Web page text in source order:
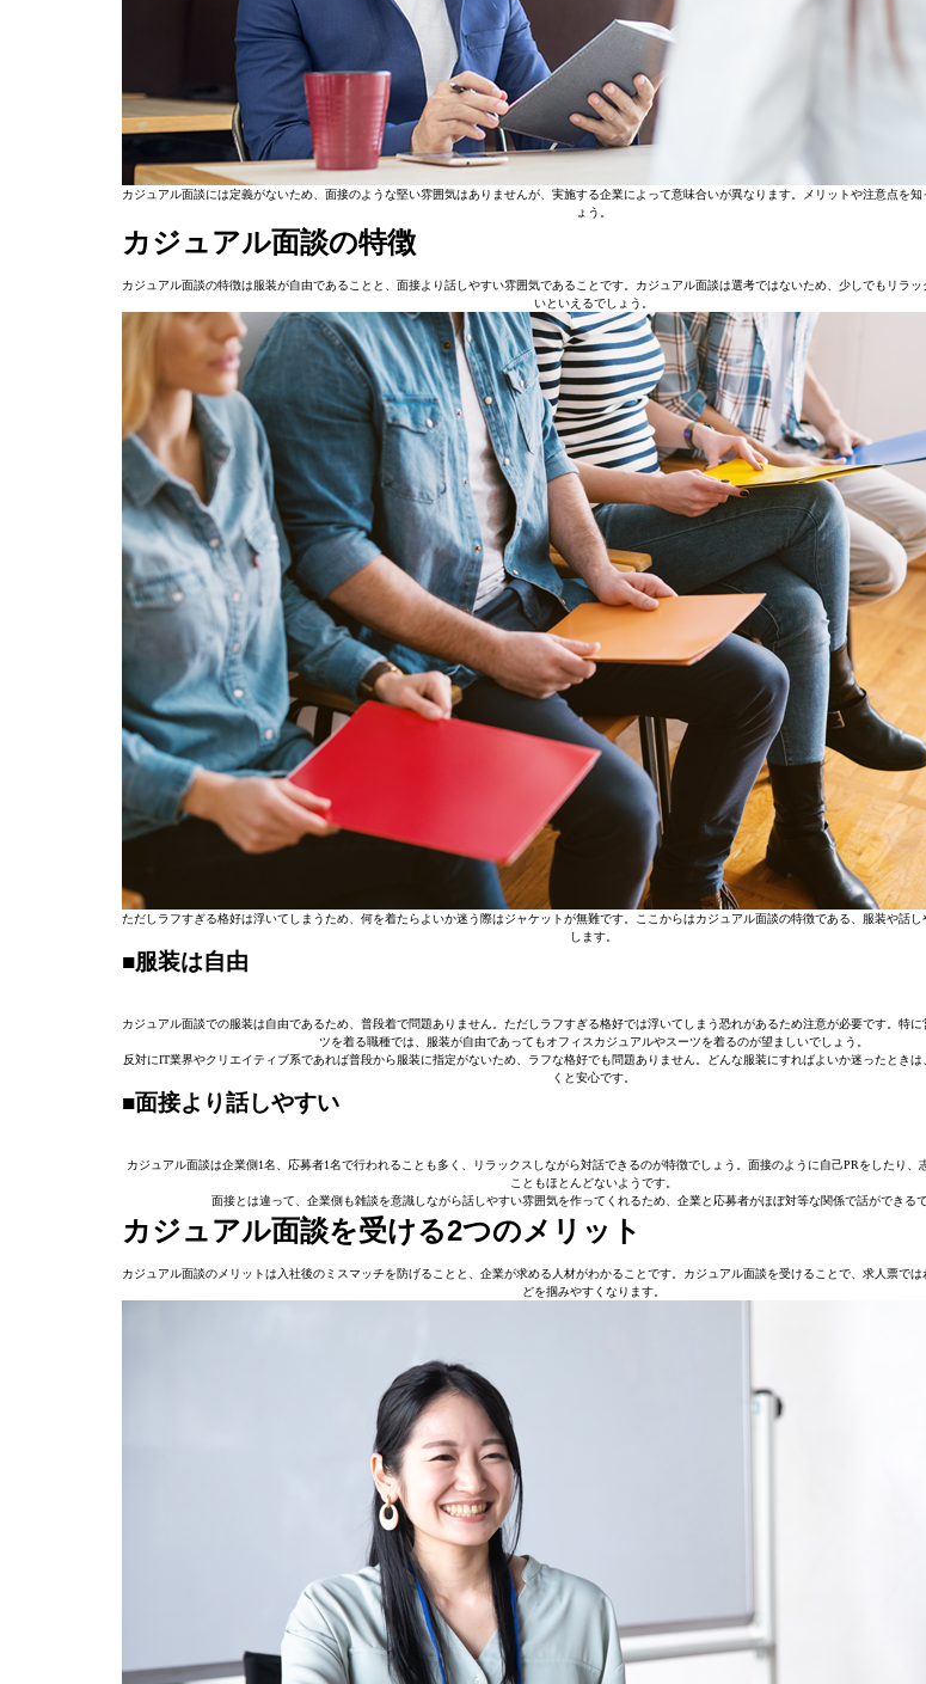
カジュアル面談には定義がないため、面接のような堅い雰囲気はありませんが、実施する企業によって意味合いが異なります。メリットや注意点を知
ょう。
カジュアル面談の特徴
カジュアル面談の特徴は服装が自由であることと、面接より話しやすい雰囲気であることです。カジュアル面談は選考ではないため、少しでもリラ
いといえるでしょう。
ただしラフすぎる格好は浮いてしまうため、何を着たらよいか迷う際はジャケットが無難です。ここからはカジュアル面談の特徴である、服装や話
します。
■服装は自由
カジュアル面談での服装は自由であるため、普段着で問題ありません。ただしラフすぎる格好では浮いてしまう恐れがあるため注意が必要です。特
ツを着る職種では、服装が自由であってもオフィスカジュアルやスーツを着るのが望ましいでしょう。
反対にIT業界やクリエイティブ系であれば普段から服装に指定がないため、ラフな格好でも問題ありません。どんな服装にすればよいか迷ったとき
くと安心です。
■面接より話しやすい
カジュアル面談は企業側1名、応募者1名で行われることも多く、リラックスしながら対話できるのが特徴でしょう。面接のように自己PRをしたり、
こともほとんどないようです。
面接とは違って、企業側も雑談を意識しながら話しやすい雰囲気を作ってくれるため、企業と応募者がほぼ対等な関係で話ができるで
カジュアル面談を受ける2つのメリット
カジュアル面談のメリットは入社後のミスマッチを防げることと、企業が求める人材がわかることです。カジュアル面談を受けることで、求人票で
どを掴みやすくなります。